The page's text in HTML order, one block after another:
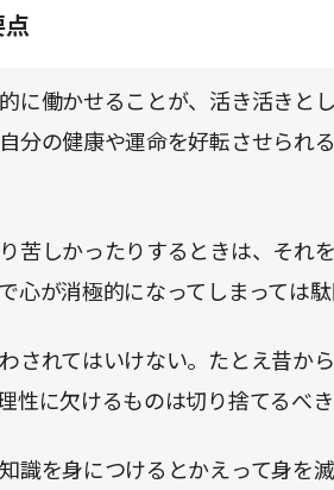
点
に働かせることが、活き活きと
分の健康や運命を好転させられ
苦しかったりするときは、それ
心が消極的になってしまっては駄
されてはいけない。たとえ昔か
性に欠けるものは切り捨てるべき
識を身につけるとかえって身を